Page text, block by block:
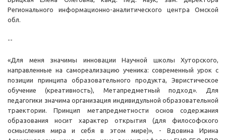
Регионального информационно-аналитического центра Омской
обл.
--
«Для меня значимы инновации Научной школы Хуторского,
направленные на самореализацию ученика: современный урок с
позиции принципа образовательного продукта, Эвристическое
обучение (креативность), Метапредметный подход». Для
педагогики значима организация индивидульной образовательной
траектории. Принцип метапредметности основ содержания
образования носит характер открытия (для философского
осмысления мира и себя в этом мире)», - Вдовина Ирина